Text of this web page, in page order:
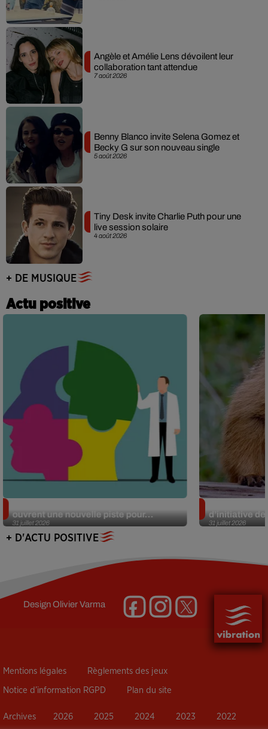
7 août 2026
Angèle et Amélie Lens dévoilent leur
collaboration tant attendue
5 août 2026
Benny Blanco invite Selena Gomez et
Becky G sur son nouveau single
4 août 2026
Tiny Desk invite Charlie Puth pour une
live session solaire
+ DE MUSIQUE
Actu positive
31 juillet 2026
ouvrent une nouvelle piste pour...
31 juillet 2026
d’initiative
+ D'ACTU POSITIVE
DesignOlivier Varma
Mentions légales Règlements des jeux
Notice d’information RGPD Plan du site
Archives 2026 2025 2024 2023 2022